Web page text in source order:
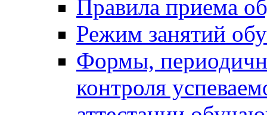
Правила приема
Режим занятий
Формы,
контроля